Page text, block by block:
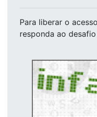
Para liberar o acesso
responda ao